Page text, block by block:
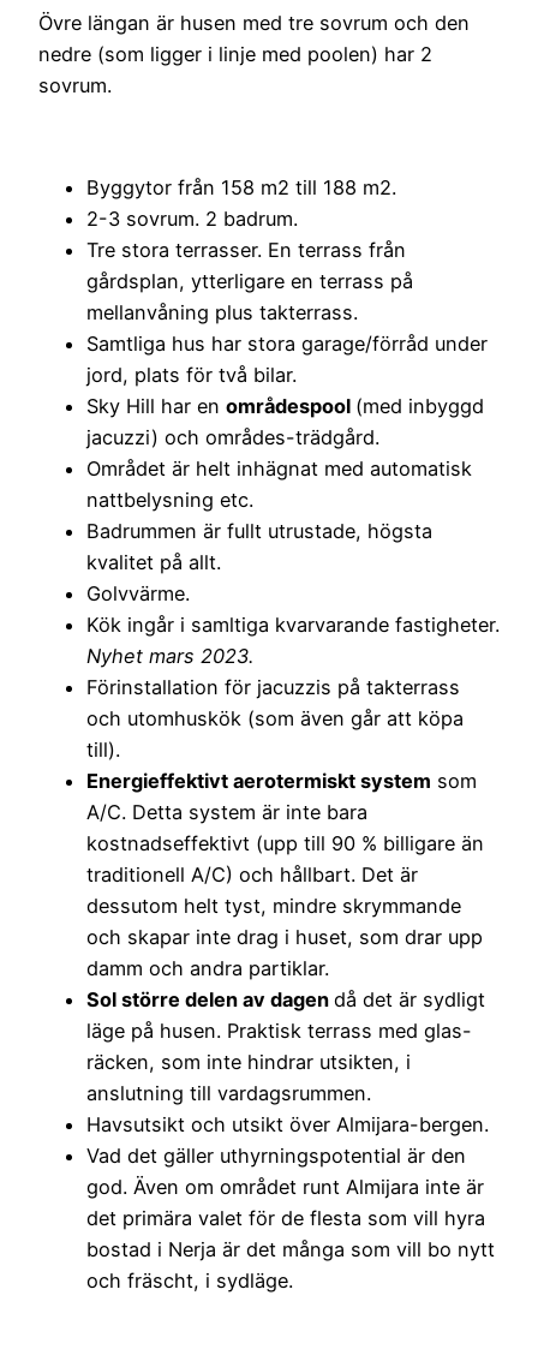
Övre längan är husen med tre sovrum och den
nedre (som ligger i linje med poolen) har 2
sovrum.
Byggytor från 158 m2 till 188 m2.
2-3 sovrum. 2 badrum.
Tre stora terrasser. En terrass från
gårdsplan, ytterligare en terrass på
mellanvåning plus takterrass.
Samtliga hus har stora garage/förråd under
jord, plats för två bilar.
Sky Hill har en områdespool (med inbyggd
jacuzzi) och områdes-trädgård.
Området är helt inhägnat med automatisk
nattbelysning etc.
Badrummen är fullt utrustade, högsta
kvalitet på allt.
Golvvärme.
Kök ingår i samltiga kvarvarande fastigheter.
Nyhet mars 2023.
Förinstallation för jacuzzis på takterrass
och utomhuskök (som även går att köpa
till).
Energieffektivt aerotermiskt system som
A/C. Detta system är inte bara
kostnadseffektivt (upp till 90 % billigare än
traditionell A/C) och hållbart. Det är
dessutom helt tyst, mindre skrymmande
och skapar inte drag i huset, som drar upp
damm och andra partiklar.
Sol större delen av dagen då det är sydligt
läge på husen. Praktisk terrass med glas-
räcken, som inte hindrar utsikten, i
anslutning till vardagsrummen.
Havsutsikt och utsikt över Almijara-bergen.
Vad det gäller uthyrningspotential är den
god. Även om området runt Almijara inte är
det primära valet för de flesta som vill hyra
bostad i Nerja är det många som vill bo nytt
och fräscht, i sydläge.